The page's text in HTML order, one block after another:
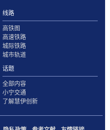
线路
高铁图
高速铁路
城际铁路
城市轨道
话题
全部内容
小宁交通
了解慧伊创新